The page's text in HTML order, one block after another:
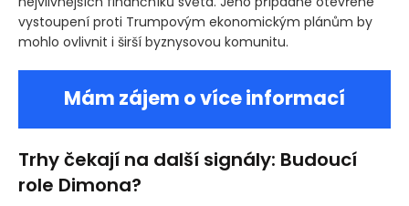
vystoupení proti Trumpovým ekonomickým plánům by
mohlo ovlivnit i širší byznysovou komunitu.
Mám zájem o více informací
Trhy čekají na další signály: Budoucí
role Dimona?